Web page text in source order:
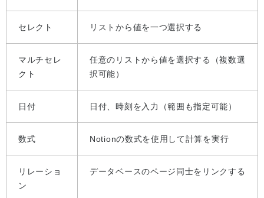
セレクト リストから値を一つ選択する
マルチセレ
クト
任意のリストから値を選択する（複数選
択可能）
日付 日付、時刻を入力（範囲も指定可能）
数式 Notionの数式を使用して計算を実行
リレーショ
ン
データベースのページ同士をリンクする